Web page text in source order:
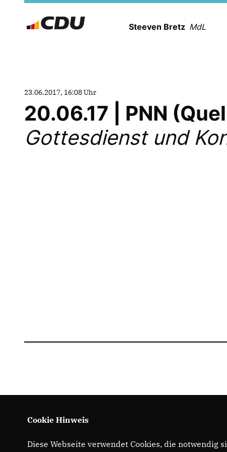
Steeven Bretz MdL
23.06.2017, 16:08 Uhr
20.06.17 | PNN
Gottesdienst und
Cookie Hinweis
Diese Webseite verwendet Cookies, die